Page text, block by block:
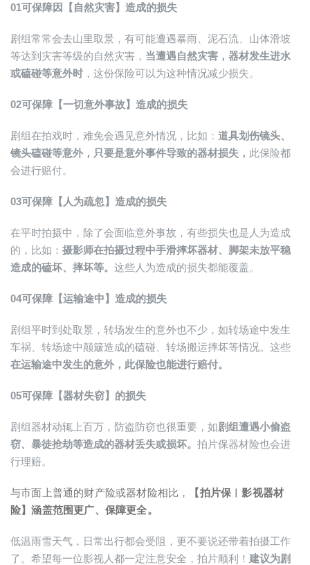
01可保障因【自然灾害】造成的损失
剧组常常会去山里取景，有可能遭遇暴雨、泥石流、山体滑坡
等达到灾害等级的自然灾害， 当遭遇自然灾害，器材发生进水
或磕碰等意外时 ，这份保险可以为这种情况减少损失。
02可保障【一切意外事故】造成的损失
剧组在拍戏时，难免会遇见意外情况，比如： 道具划伤镜头、
镜头磕碰等意外，只要是意外事件导致的器材损失， 此保险都
会进行赔付。
03可保障【人为疏忽】造成的损失
在平时拍摄中，除了会面临意外事故，有些损失也是人为造成
的，比如： 摄影师在拍摄过程中手滑摔坏器材、脚架未放平稳
造成的磕坏、摔坏等。 这些人为造成的损失都能覆盖。
04可保障【运输途中】造成的损失
剧组平时到处取景，转场发生的意外也不少，如转场途中发生
车祸、转场途中颠簸造成的磕碰、转场搬运摔坏等情况。这些
在运输途中发生的意外，此保险也能进行赔付。
05可保障【器材失窃】的损失
剧组器材动辄上百万，防盗防窃也很重要，如剧组遭遇小偷盗
窃、暴徒抢劫等造成的器材丢失或损坏。 拍片保器材险也会进
行理赔。
与市面上普通的财产险或器材险相比，
【拍片保︱影视器材
险】涵盖范围更广、保障更全。
低温雨雪天气，日常出行都会受阻，更不要说还带着拍摄工作
了。希望每一位影视人都一定注意安全，拍片顺利！ 建议为剧